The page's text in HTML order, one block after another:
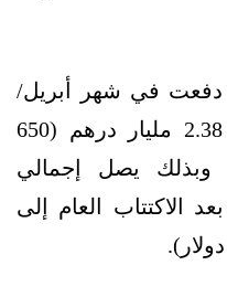
دفعت في شهر أبريل/
نيسان أرباحًا نهائيةً قدرها 2.38 مليار درهم (650
وبذلك يصل إجمالي
توزيعات الأرباح لعام 2022 بعد الاكتتاب العام إلى